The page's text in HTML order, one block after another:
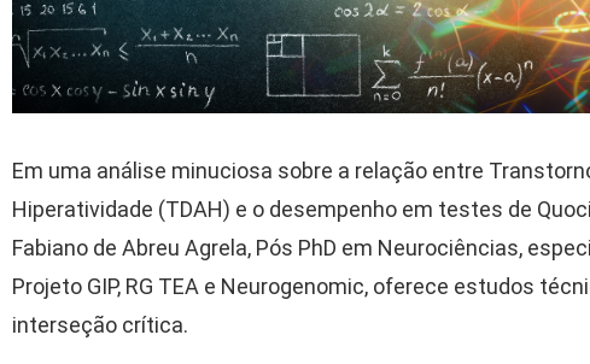
Em uma análise minuciosa sobre a relação entre
Hiperatividade (TDAH) e o desempenho em testes de
Fabiano de Abreu Agrela, Pós PhD em Neurociências,
Projeto GIP, RG TEA e Neurogenomic, oferece estudos
interseção crítica.